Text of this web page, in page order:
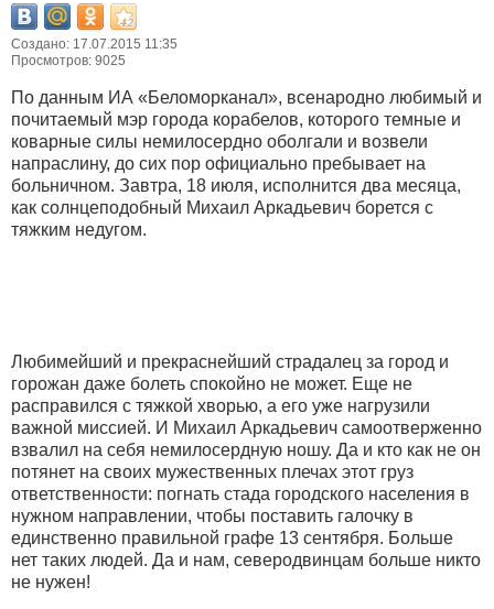
Создано: 17.07.2015 11:35
Просмотров: 9025
По данным ИА «Беломорканал», всенародно любимый и
почитаемый мэр города корабелов, которого темные и
коварные силы немилосердно оболгали и возвели
напраслину, до сих пор официально пребывает на
больничном. Завтра, 18 июля, исполнится два месяца,
как солнцеподобный Михаил Аркадьевич борется с
тяжким недугом.
Любимейший и прекраснейший страдалец за город и
горожан даже болеть спокойно не может. Еще не
расправился с тяжкой хворью, а его уже нагрузили
важной миссией. И Михаил Аркадьевич самоотверженно
взвалил на себя немилосердную ношу. Да и кто как не он
потянет на своих мужественных плечах этот груз
ответственности: погнать стада городского населения в
нужном направлении, чтобы поставить галочку в
единственно правильной графе 13 сентября. Больше
нет таких людей. Да и нам, северодвинцам больше никто
не нужен!